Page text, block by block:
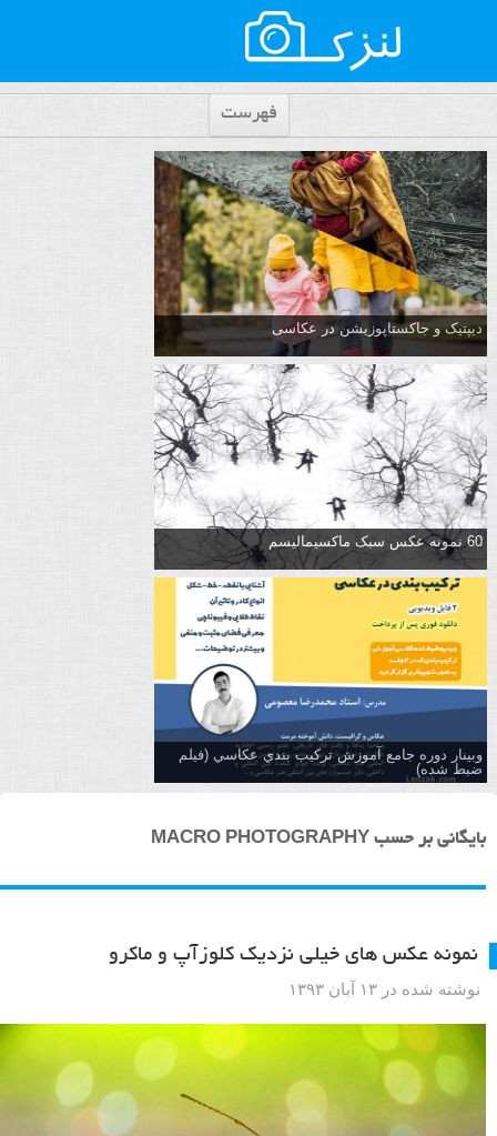
فهرست
دیپتیک و جاکستا‌پوزیشن در عکاسی
60 نمونه عکس سبک ماکسیمالیسم
وبینار دوره جامع آموزش تركيب بندي عكاسي (فیلم
ضبط شده)
بایگانی بر حسب MACRO PHOTOGRAPHY
نمونه عکس های خیلی نزدیک کلوزآپ و ماکرو
نوشته شده در ۱۳ آبان ۱۳۹۳